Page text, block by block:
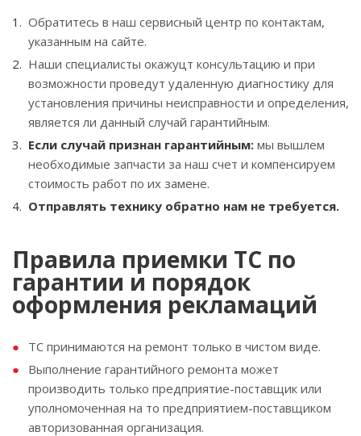
Обратитесь в наш сервисный центр по контактам,
указанным на сайте.
Наши специалисты окажуцт консультацию и при
возможности проведут удаленную диагностику для
установления причины неисправности и определения,
является ли данный случай гарантийным.
Если случай признан гарантийным: мы вышлем
необходимые запчасти за наш счет и компенсируем
стоимость работ по их замене.
Отправлять технику обратно нам не требуется.
Правила приемки ТС по
гарантии и порядок
оформления рекламаций
ТС принимаются на ремонт только в чистом виде.
Выполнение гарантийного ремонта может
производить только предприятие-поставщик или
уполномоченная на то предприятием-поставщиком
авторизованная организация.